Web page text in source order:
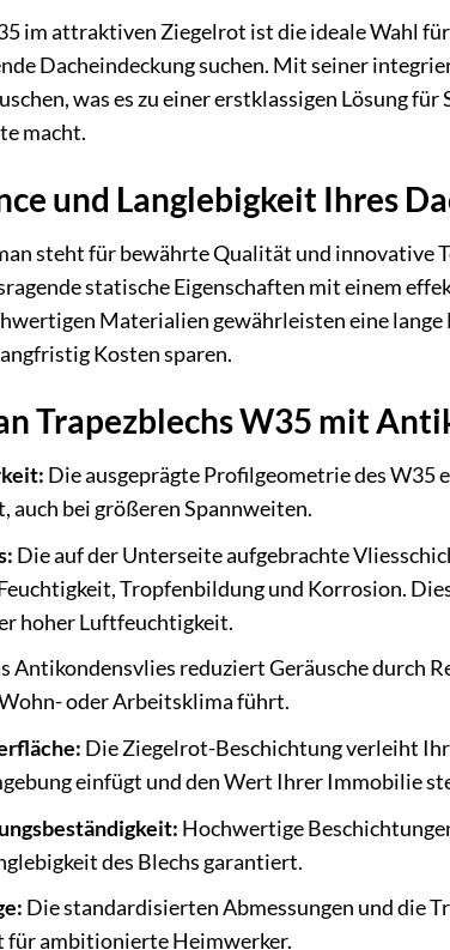
im attraktiven Ziegelrot ist die ideale Wahl
Dacheindeckung suchen. Mit seiner
was es zu einer erstklassigen Lösung
macht.
und Langlebigkeit Ihres
steht für bewährte Qualität und innovative
statische Eigenschaften mit einem
Materialien gewährleisten eine
Kosten sparen.
Trapezblechs W35 mit
Die ausgeprägte Profilgeometrie des W35
auch bei größeren Spannweiten.
Die auf der Unterseite aufgebrachte
Tropfenbildung und Korrosion.
hoher Luftfeuchtigkeit.
Antikondensvlies reduziert Geräusche durch
oder Arbeitsklima führt.
Die Ziegelrot-Beschichtung verleiht
einfügt und den Wert Ihrer Immobilie
Hochwertige
des Blechs garantiert.
Die standardisierten Abmessungen und die
für ambitionierte Heimwerker.